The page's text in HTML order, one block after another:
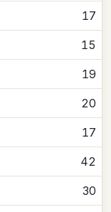
17
15
19
20
17
42
30